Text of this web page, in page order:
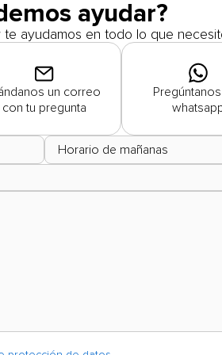
ayudar?
ayudamos en todo lo que
un correo
con tu pregunta